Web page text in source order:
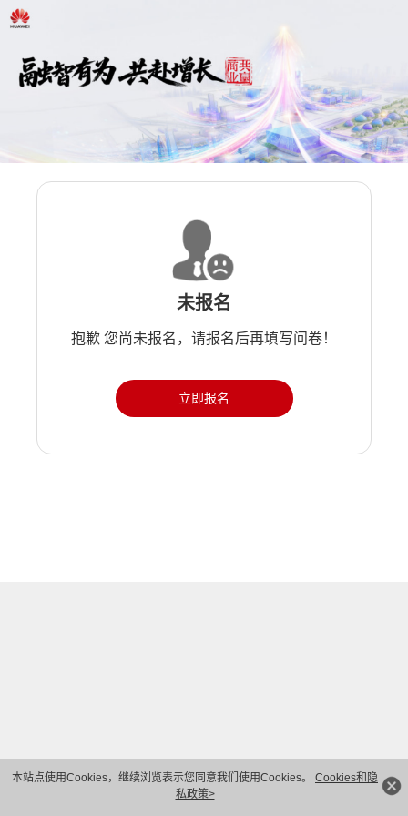
本站点使用Cookies，继续浏览表示您同意我们使用Cookies。 Cookies和隐
私政策>
未报名
抱歉 您尚未报名，请报名后再填写问卷！
立即报名